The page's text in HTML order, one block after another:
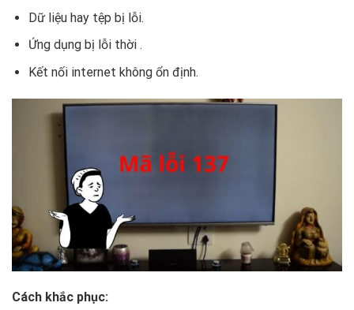
Dữ liệu hay tệp bị lỗi.
Ứng dụng bị lỗi thời .
Kết nối internet không ổn định.
Cách khắc phục: